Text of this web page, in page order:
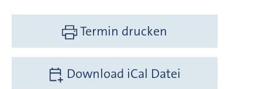
Termin drucken
Download iCal Datei